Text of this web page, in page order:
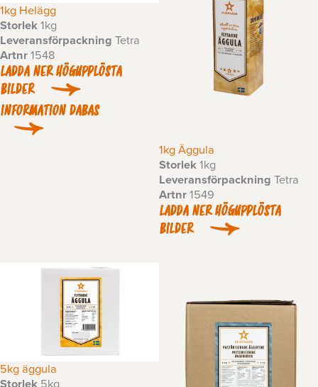
1kg Helägg
Storlek1kg
Leveransförpackning Tetra
Artnr1548
LADDA NER HÖGUPPLÖSTA
BILDER
INFORMATION DABAS
1kg Äggula
Storlek1kg
Leveransförpackning Tetra
Artnr1549
LADDA NER HÖGUPPLÖSTA
BILDER
5kg äggula